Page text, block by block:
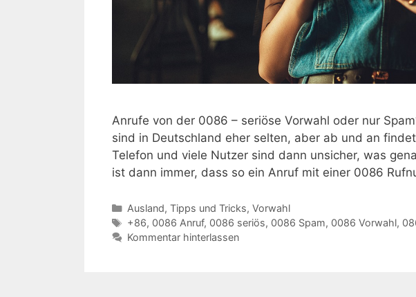
Anrufe von der 0086 – seriöse Vorwahl oder nur
sind in Deutschland eher selten, aber ab und an
Telefon und viele Nutzer sind dann unsicher, was
ist dann immer, dass so ein Anruf mit einer 0086
Kategorien
Ausland, Tipps und Tricks, Vorwahl
Schlagwörter
+86, 0086 Anruf, 0086 seriös, 0086 Spam, 0086 Vorwahl,
Kommentar hinterlassen